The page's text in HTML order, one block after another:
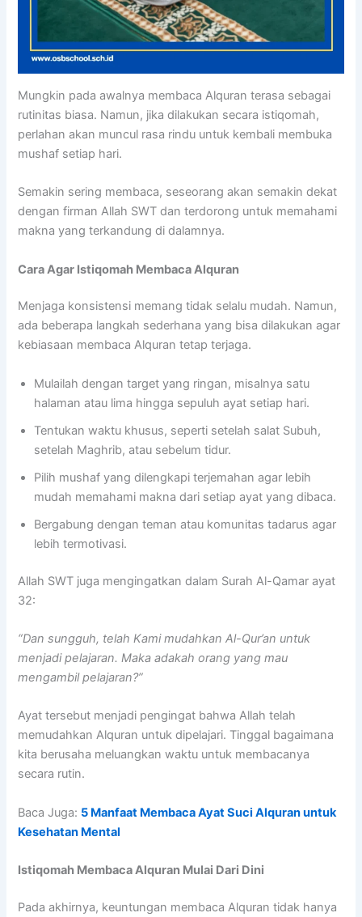
Mungkin pada awalnya membaca Alquran terasa sebagai
rutinitas biasa. Namun, jika dilakukan secara istiqomah,
perlahan akan muncul rasa rindu untuk kembali membuka
mushaf setiap hari.
Semakin sering membaca, seseorang akan semakin dekat
dengan firman Allah SWT dan terdorong untuk memahami
makna yang terkandung di dalamnya.
Cara Agar Istiqomah Membaca Alquran
Menjaga konsistensi memang tidak selalu mudah. Namun,
ada beberapa langkah sederhana yang bisa dilakukan agar
kebiasaan membaca Alquran tetap terjaga.
Mulailah dengan target yang ringan, misalnya satu
halaman atau lima hingga sepuluh ayat setiap hari.
Tentukan waktu khusus, seperti setelah salat Subuh,
setelah Maghrib, atau sebelum tidur.
Pilih mushaf yang dilengkapi terjemahan agar lebih
mudah memahami makna dari setiap ayat yang dibaca.
Bergabung dengan teman atau komunitas tadarus agar
lebih termotivasi.
Allah SWT juga mengingatkan dalam Surah Al-Qamar ayat
32:
“Dan sungguh, telah Kami mudahkan Al-Qur’an untuk
menjadi pelajaran. Maka adakah orang yang mau
mengambil pelajaran?”
Ayat tersebut menjadi pengingat bahwa Allah telah
memudahkan Alquran untuk dipelajari. Tinggal bagaimana
kita berusaha meluangkan waktu untuk membacanya
secara rutin.
Baca Juga: 5 Manfaat Membaca Ayat Suci Alquran untuk
Kesehatan Mental
Istiqomah Membaca Alquran Mulai Dari Dini
Pada akhirnya, keuntungan membaca Alquran tidak hanya